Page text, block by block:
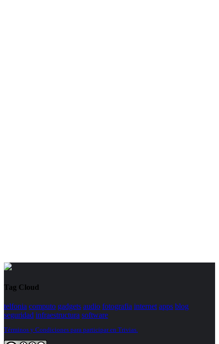
Tag Cloud
telfonia computo gadgets audio fotografia internet apps blog
seguridad infraestructura software
Términos y Condiciones para participar en Trivias.